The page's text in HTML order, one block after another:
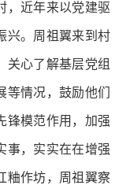
，近年来以党建驱
兴。周祖翼来到村
关心了解基层党组
情况，鼓励他们
锋模范作用，加强
事，实实在在增强
粬作坊，周祖翼察